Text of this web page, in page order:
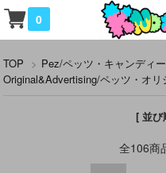
0
TOP > Pez/ペッツ・キャンディ
Original&Advertising/ペッツ・オ
[ 並び
全106商